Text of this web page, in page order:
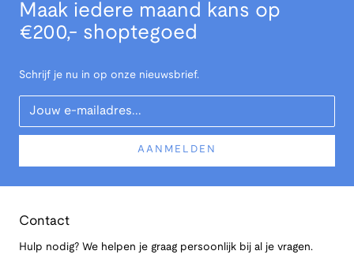
Maak iedere maand kans op
€200,- shoptegoed
Schrijf je nu in op onze nieuwsbrief.
Your Email
AANMELDEN
Contact
Hulp nodig? We helpen je graag persoonlijk bij al je vragen.